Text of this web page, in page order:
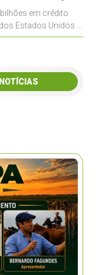
em crédito
Estados Unidos e